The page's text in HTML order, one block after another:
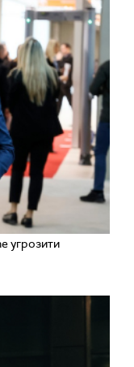
угрозити